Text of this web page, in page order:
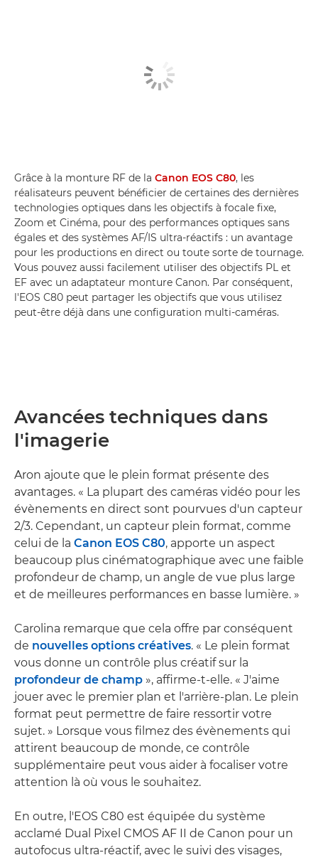
Grâce à la monture RF de la Canon EOS C80, les
réalisateurs peuvent bénéficier de certaines des dernières
technologies optiques dans les objectifs à focale fixe,
Zoom et Cinéma, pour des performances optiques sans
égales et des systèmes AF/IS ultra-réactifs : un avantage
pour les productions en direct ou toute sorte de tournage.
Vous pouvez aussi facilement utiliser des objectifs PL et
EF avec un adaptateur monture Canon. Par conséquent,
l'EOS C80 peut partager les objectifs que vous utilisez
peut-être déjà dans une configuration multi-caméras.
Avancées techniques dans
l'imagerie
Aron ajoute que le plein format présente des
avantages. « La plupart des caméras vidéo pour les
évènements en direct sont pourvues d'un capteur
2/3. Cependant, un capteur plein format, comme
celui de la Canon EOS C80, apporte un aspect
beaucoup plus cinématographique avec une faible
profondeur de champ, un angle de vue plus large
et de meilleures performances en basse lumière. »
Carolina remarque que cela offre par conséquent
de nouvelles options créatives. « Le plein format
vous donne un contrôle plus créatif sur la
profondeur de champ », affirme-t-elle. « J'aime
jouer avec le premier plan et l'arrière-plan. Le plein
format peut permettre de faire ressortir votre
sujet. » Lorsque vous filmez des évènements qui
attirent beaucoup de monde, ce contrôle
supplémentaire peut vous aider à focaliser votre
attention là où vous le souhaitez.
En outre, l'EOS C80 est équipée du système
acclamé Dual Pixel CMOS AF II de Canon pour un
autofocus ultra-réactif, avec le suivi des visages,